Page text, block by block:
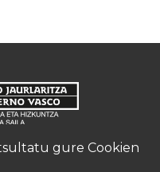
gure Cookien